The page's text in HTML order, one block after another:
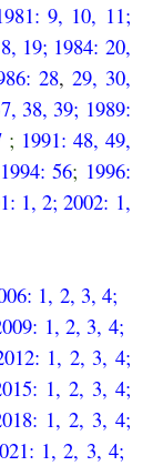
:9, 10, 11;
, 19; 1984: 20,
: 28, 29, 30,
, 38, 39; 1989:
; 1991: 48, 49,
1994: 56; 1996:
: 1,2;2002: 1,
: 1, 2, 3,4;
9: 1,2, 3, 4;
12: 1, 2, 3, 4;
5: 1, 2, 3, 4;
18: 1, 2, 3, 4;
21: 1,2, 3, 4;